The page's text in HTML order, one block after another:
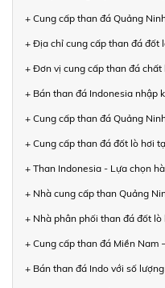
+ Cung cấp than đá Quảng
+ Địa chỉ cung cấp than đá đốt
+ Đơn vị cung cấp than đá
+ Bán than đá Indonesia nhập
+ Cung cấp than đá Quảng
+ Cung cấp than đá đốt lò hơi
+ Than Indonesia - Lựa chọn
+ Nhà cung cấp than Quảng
+ Nhà phân phối than đá đốt
+ Cung cấp than đá Miền Nam
+ Bán than đá Indo với số